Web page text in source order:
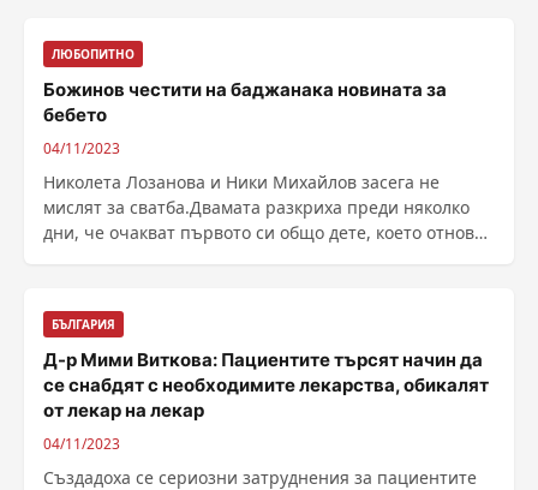
ЛЮБОПИТНО
Божинов честити на баджанака новината за
бебето
04/11/2023
Николета Лозанова и Ники Михайлов засега не
мислят за сватба.Двамата разкриха преди няколко
дни, че очакват първото си общо дете, което отново
БЪЛГАРИЯ
Д-р Мими Виткова: Пациентите търсят начин да
се снабдят с необходимите лекарства, обикалят
от лекар на лекар
04/11/2023
Създадоха се сериозни затруднения за пациентите